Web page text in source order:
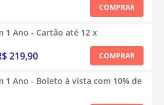
COMPRAR
1 Ano - Cartão até 12 x
219,90 COMPRAR
1 Ano - Boleto à vista com 10% de